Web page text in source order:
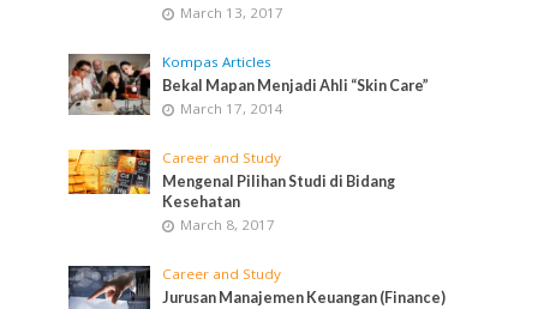
March 13, 2017
Kompas Articles
Bekal Mapan Menjadi Ahli “Skin Care”
March 17, 2014
Career and Study
Mengenal Pilihan Studi di Bidang
Kesehatan
March 8, 2017
Career and Study
Jurusan Manajemen Keuangan (Finance)